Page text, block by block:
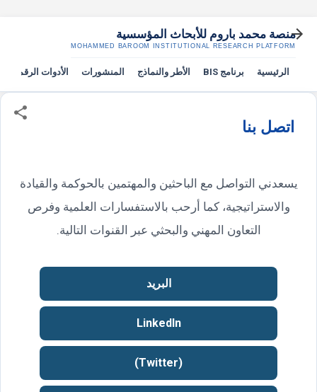
منصة محمد باروم للأبحاث المؤسسية
MOHAMMED BAROOM INSTITUTIONAL RESEARCH PLATFORM
الرئيسية برنامج BIS الأطر والنماذج المنشورات الأدوات الرقمية
اتصل بنا
يسعدني التواصل مع الباحثين والمهتمين بالحوكمة والقيادة
والاستراتيجية، كما أرحب بالاستفسارات العلمية وفرص
التعاون المهني والبحثي عبر القنوات التالية.
البريد
LinkedIn
(Twitter)